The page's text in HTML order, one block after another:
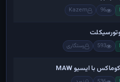
96
Kazem
593 رستگاری